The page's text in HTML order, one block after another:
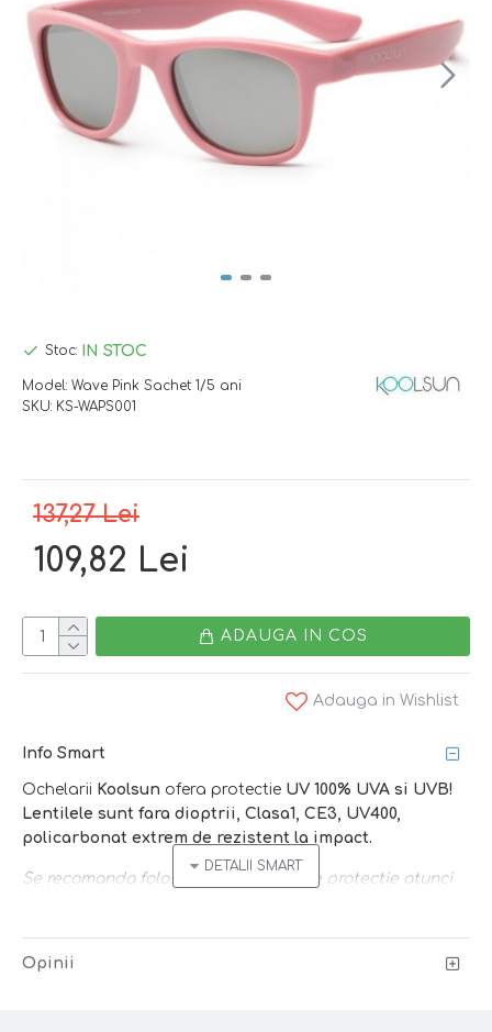
137,27 Lei
109,82 Lei
Stoc: IN STOC
Model: Wave Pink Sachet 1/5 ani
SKU: KS-WAPS001
ADAUGA IN COS
Adauga in Wishlist
Info Smart
Ochelarii Koolsun ofera protectie UV 100% UVA si UVB!
Lentilele sunt fara dioptrii, Clasa1, CE3, UV400,
policarbonat extrem de rezistent la impact.
Se recomanda folosirea ochelarilor de protectie atunci
Opinii